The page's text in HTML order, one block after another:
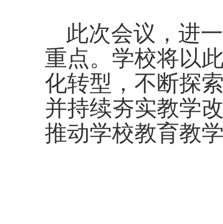
此次会议，进
重点。学校将以
化转型，不断探
并持续夯实教学
推动学校教育教